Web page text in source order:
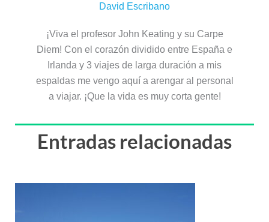
David Escribano
¡Viva el profesor John Keating y su Carpe
Diem! Con el corazón dividido entre España e
Irlanda y 3 viajes de larga duración a mis
espaldas me vengo aquí a arengar al personal
a viajar. ¡Que la vida es muy corta gente!
Entradas relacionadas